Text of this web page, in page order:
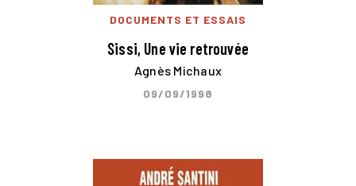
DOCUMENTS ET ESSAIS
Sissi, Une vie retrouvée
Agnès Michaux
09/09/1998